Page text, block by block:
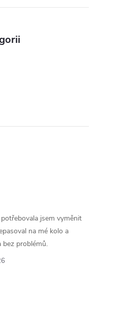
jsem vyměnit
na mé kolo a
bez problémů.